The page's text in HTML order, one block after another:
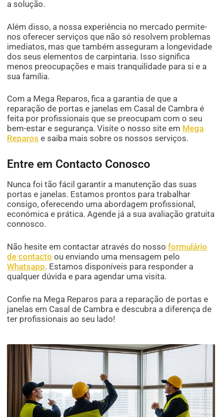
a solução.
Além disso, a nossa experiência no mercado permite-
nos oferecer serviços que não só resolvem problemas
imediatos, mas que também asseguram a longevidade
dos seus elementos de carpintaria. Isso significa
menos preocupações e mais tranquilidade para si e a
sua família.
Com a Mega Reparos, fica a garantia de que a
reparação de portas e janelas em Casal de Cambra é
feita por profissionais que se preocupam com o seu
bem-estar e segurança. Visite o nosso site em Mega
Reparos e saiba mais sobre os nossos serviços.
Entre em Contacto Conosco
Nunca foi tão fácil garantir a manutenção das suas
portas e janelas. Estamos prontos para trabalhar
consigo, oferecendo uma abordagem profissional,
económica e prática. Agende já a sua avaliação gratuita
connosco.
Não hesite em contactar através do nossoformulário
de contacto ou enviando uma mensagem pelo
Whatsapp. Estamos disponíveis para responder a
qualquer dúvida e para agendar uma visita.
Confie na Mega Reparos para a reparação de portas e
janelas em Casal de Cambra e descubra a diferença de
ter profissionais ao seu lado!